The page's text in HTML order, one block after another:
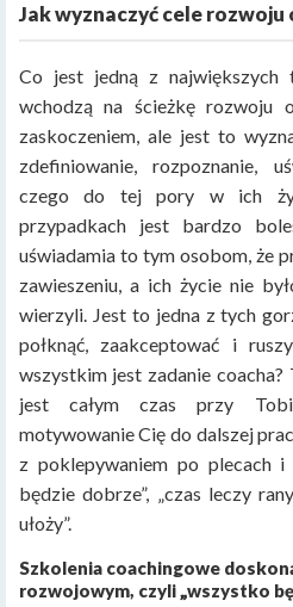
Jak wyznaczyć cele rozwoju
Co jest jedną z największych
wchodzą na ścieżkę rozwoju
zaskoczeniem, ale jest to
zdefiniowanie, rozpoznanie,
czego do tej pory w ich
przypadkach jest bardzo
uświadamia to tym osobom, że
zawieszeniu, a ich życie nie
wierzyli. Jest to jedna z tych
połknąć, zaakceptować i
wszystkim jest zadanie
jest całym czas przy
motywowanie Cię do dalszej
z poklepywaniem po plecach i
będzie dobrze”, „czas leczy
ułoży”.
Szkolenia coachingowe
rozwojowym, czyli „wszystko